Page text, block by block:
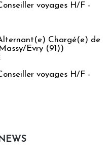
voyages H/F -
Chargé(e) de
Evry (91))
voyages H/F -